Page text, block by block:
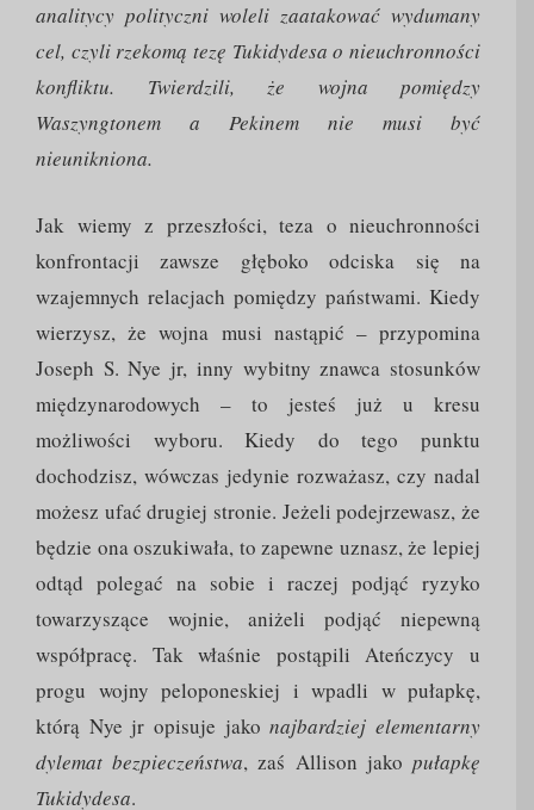
analitycy polityczni woleli zaatakować wydumany
cel, czyli rzekomą tezę Tukidydesa o nieuchronności
konfliktu. Twierdzili, że wojna pomiędzy
Waszyngtonem a Pekinem nie musi być
nieunikniona.
Jak wiemy z przeszłości, teza o nieuchronności
konfrontacji zawsze głęboko odciska się na
wzajemnych relacjach pomiędzy państwami. Kiedy
wierzysz, że wojna musi nastąpić – przypomina
Joseph S. Nye jr, inny wybitny znawca stosunków
międzynarodowych – to jesteś już u kresu
możliwości wyboru. Kiedy do tego punktu
dochodzisz, wówczas jedynie rozważasz, czy nadal
możesz ufać drugiej stronie. Jeżeli podejrzewasz, że
będzie ona oszukiwała, to zapewne uznasz, że lepiej
odtąd polegać na sobie i raczej podjąć ryzyko
towarzyszące wojnie, aniżeli podjąć niepewną
współpracę. Tak właśnie postąpili Ateńczycy u
progu wojny peloponeskiej i wpadli w pułapkę,
którą Nye jr opisuje jako najbardziej elementarny
dylemat bezpieczeństwa, zaś Allison jako pułapkę
Tukidydesa.